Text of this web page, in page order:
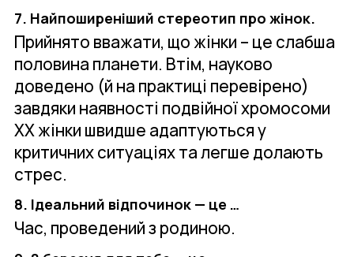
7. Найпоширеніший стереотип про жінок.
Прийнято вважати, що жінки – це слабша
половина планети. Втім, науково
доведено (й на практиці перевірено)
завдяки наявності подвійної хромосоми
ХХ жінки швидше адаптуються у
критичних ситуаціях та легше долають
стрес.
8. Ідеальний відпочинок — це …
Час, проведений з родиною.